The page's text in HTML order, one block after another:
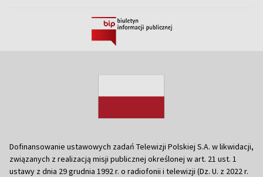
Dofinansowanie ustawowych zadań Telewizji Polskiej S.A. w likwidacji,
związanych z realizacją misji publicznej określonej w art. 21 ust. 1
ustawy z dnia 29 grudnia 1992 r. o radiofonii i telewizji (Dz. U. z 2022 r.